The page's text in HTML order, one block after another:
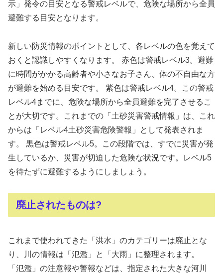
示」発令の目安となる警戒レベルで、危険な場所から全員
避難する目安となります。
新しい防災情報のポイントとして、各レベルの色を覚えて
おくと認識しやすくなります。 赤色は警戒レベル3。避難
に時間がかかる高齢者や小さなお子さん、体の不自由な方
が避難を始める目安です。 紫色は警戒レベル4。この警戒
レベル4までに、危険な場所から全員避難を完了させるこ
とが大切です。これまでの「土砂災害警戒情報」は、これ
からは「レベル4土砂災害危険警報」として発表されま
す。 黒色は警戒レベル5。この段階では、すでに災害が発
生しているか、災害が切迫した危険な状況です。レベル5
を待たずに避難するようにしましょう。
廃止されたものは?
これまで使われてきた「洪水」のカテゴリーは廃止とな
り、川の情報は「氾濫」と「大雨」に整理されます。
「氾濫」の注意報や警報などは、指定された大きな河川